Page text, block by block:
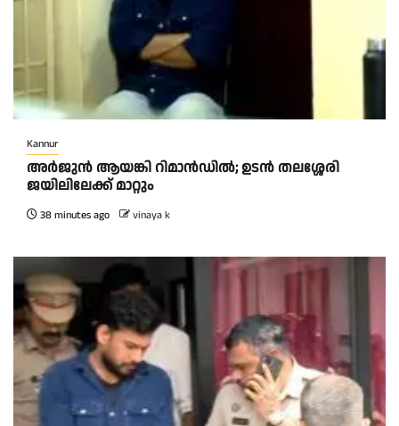
Kannur
അര്‍ജുന്‍ ആയങ്കി റിമാന്‍ഡില്‍; ഉടന്‍ തലശ്ശേരി
ജയിലിലേക്ക് മാറ്റും
38 minutes ago vinaya k